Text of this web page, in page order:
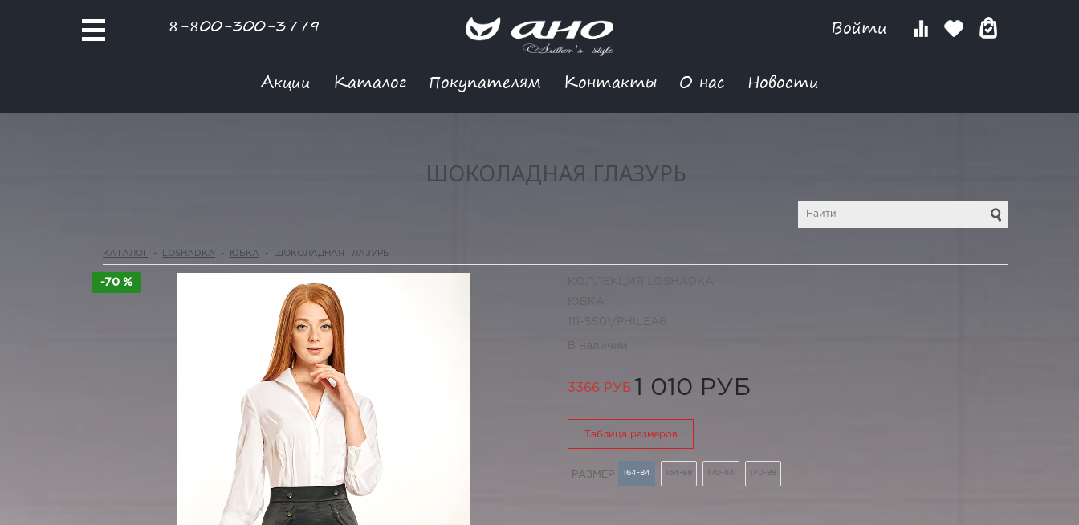
8-800-300-3779 Войти
Акции Каталог Покупателям Контакты О нас Новости
ШОКОЛАДНАЯ ГЛАЗУРЬ
КАТАЛОГ - LOSHADKA - ЮБКА - ШОКОЛАДНАЯ ГЛАЗУРЬ
-70 % КОЛЛЕКЦИЯ LOSHADKA
ЮБКА
111-5501/PHILEA6
В наличии
3366 РУБ 1 010 РУБ
Таблица размеров
РАЗМЕР 164-84 164-88 170-84 170-88